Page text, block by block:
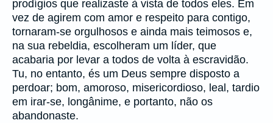
prodígios que realizaste à vista de todos eles. Em
vez de agirem com amor e respeito para contigo,
tornaram-se orgulhosos e ainda mais teimosos e,
na sua rebeldia, escolheram um líder, que
acabaria por levar a todos de volta à escravidão.
Tu, no entanto, és um Deus sempre disposto a
perdoar; bom, amoroso, misericordioso, leal, tardio
em irar-se, longânime, e portanto, não os
abandonaste.